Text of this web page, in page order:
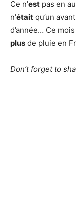
Ce n’est pas en
n’était qu’un
d’année… Ce
plus de pluie en
Don’t forget to